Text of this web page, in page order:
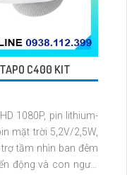
C400 KIT
1080P, pin lithium-
mặt trời 5,2V/2,5W,
tầm nhìn ban đêm
động và con người